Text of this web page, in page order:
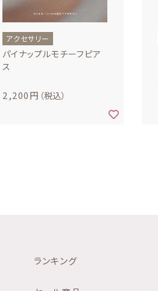
アクセサリー
パイナップルモチーフピア
ス
2,200円 （税込）
ランキング
雑貨